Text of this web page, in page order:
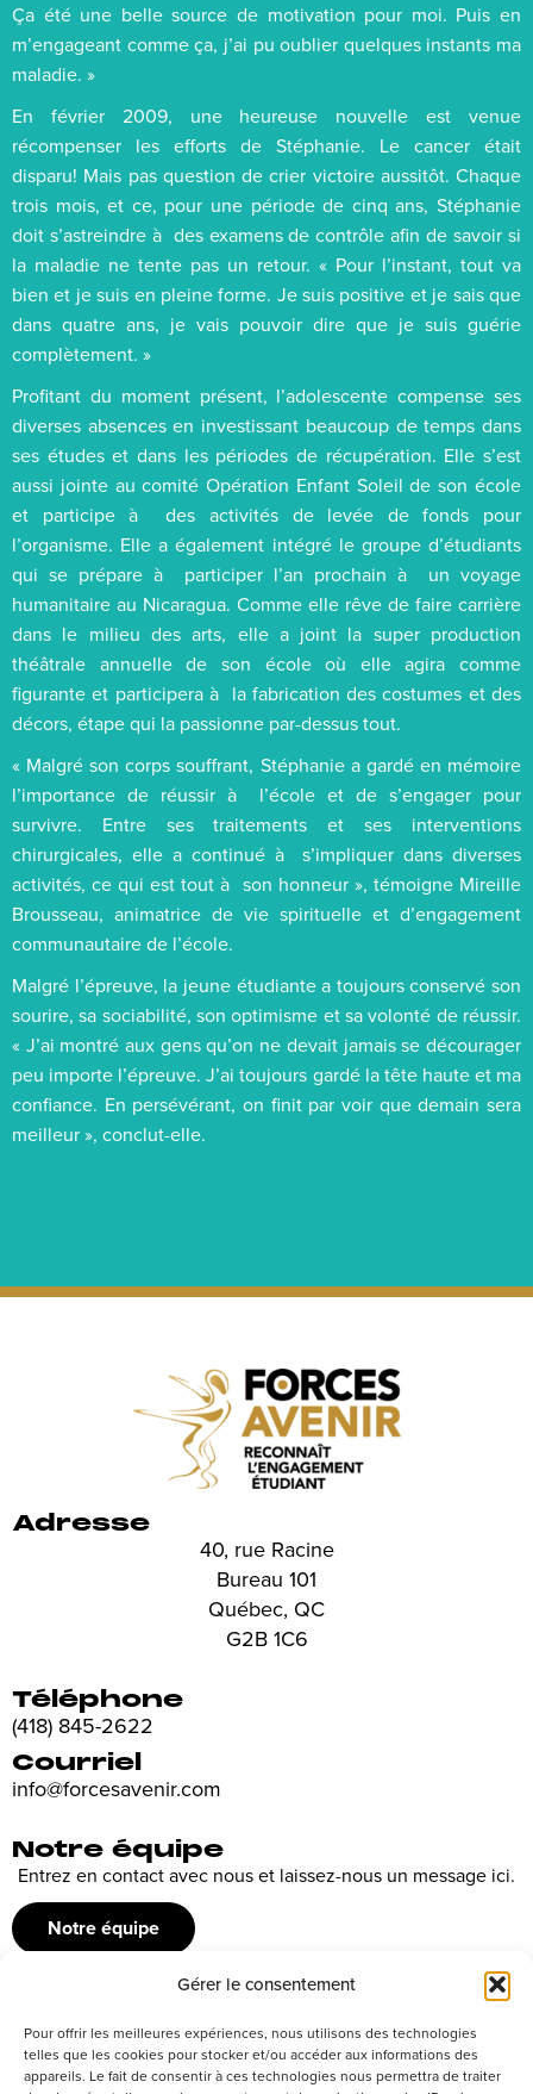
Gérer le consentement
Pour offrir les meilleures expériences, nous utilisons des technologies
telles que les cookies pour stocker et/ou accéder aux informations des
appareils. Le fait de consentir à ces technologies nous permettra de traiter
Ça été une belle source de motivation pour moi. Puis en
m’engageant comme ça, j’ai pu oublier quelques instants ma
maladie. »
En février 2009, une heureuse nouvelle est venue
récompenser les efforts de Stéphanie. Le cancer était
disparu! Mais pas question de crier victoire aussitôt. Chaque
trois mois, et ce, pour une période de cinq ans, Stéphanie
doit s’astreindre à des examens de contrôle afin de savoir si
la maladie ne tente pas un retour. « Pour l’instant, tout va
bien et je suis en pleine forme. Je suis positive et je sais que
dans quatre ans, je vais pouvoir dire que je suis guérie
complètement. »
Profitant du moment présent, l’adolescente compense ses
diverses absences en investissant beaucoup de temps dans
ses études et dans les périodes de récupération. Elle s’est
aussi jointe au comité Opération Enfant Soleil de son école
et participe à des activités de levée de fonds pour
l’organisme. Elle a également intégré le groupe d’étudiants
qui se prépare à participer l’an prochain à un voyage
humanitaire au Nicaragua. Comme elle rêve de faire carrière
dans le milieu des arts, elle a joint la super production
théâtrale annuelle de son école où elle agira comme
figurante et participera à la fabrication des costumes et des
décors, étape qui la passionne par-dessus tout.
« Malgré son corps souffrant, Stéphanie a gardé en mémoire
l’importance de réussir à l’école et de s’engager pour
survivre. Entre ses traitements et ses interventions
chirurgicales, elle a continué à s’impliquer dans diverses
activités, ce qui est tout à son honneur », témoigne Mireille
Brousseau, animatrice de vie spirituelle et d’engagement
communautaire de l’école.
Malgré l’épreuve, la jeune étudiante a toujours conservé son
sourire, sa sociabilité, son optimisme et sa volonté de réussir.
« J’ai montré aux gens qu’on ne devait jamais se décourager
peu importe l’épreuve. J’ai toujours gardé la tête haute et ma
confiance. En persévérant, on finit par voir que demain sera
meilleur », conclut-elle.
Adresse
40, rue Racine
Bureau 101
Québec, QC
G2B 1C6
Téléphone
(418) 845-2622
Courriel
info@forcesavenir.com
Notre équipe
Entrez en contact avec nous et laissez-nous un message ici.
Notre équipe
Recrutement
Découvrez nos offres d’emploi ou envoyez votre candidature
spontanée